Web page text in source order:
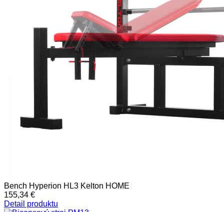
Bench Hyperion HL3 Kelton HOME
155,34 €
Detail produktu